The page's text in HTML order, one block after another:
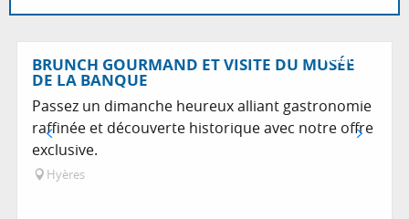
En lien avec
BRUNCH GOURMAND ET VISITE DU MUSÉE
DE LA BANQUE
Passez un dimanche heureux alliant gastronomie
raffinée et découverte historique avec notre offre
exclusive.
Hyères
Réservable